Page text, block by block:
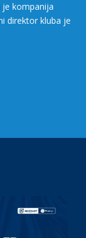
je kompanija
direktor kluba je